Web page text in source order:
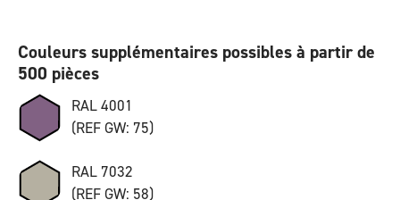
Couleurs supplémentaires possibles à partir de
500 pièces
RAL 4001
(REF GW: 75)
RAL 7032
(REF GW: 58)